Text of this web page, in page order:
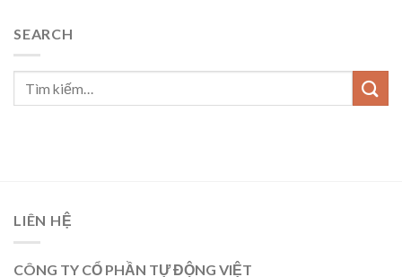
SEARCH
LIÊN HỆ
CÔNG TY CỔ PHẦN TỰ ĐỘNG VIỆT